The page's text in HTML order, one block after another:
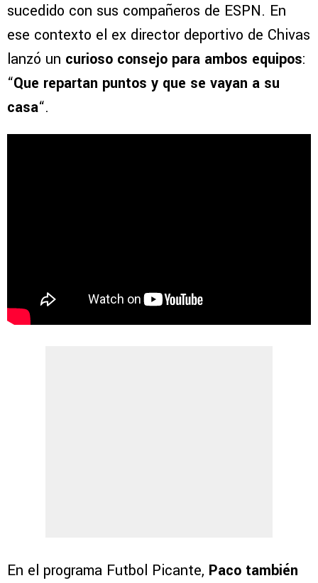
sucedido con sus compañeros de ESPN. En
ese contexto el ex director deportivo de Chivas
lanzó un curioso consejo para ambos equipos:
“Que repartan puntos y que se vayan a su
casa“.
En el programa Futbol Picante, Paco también